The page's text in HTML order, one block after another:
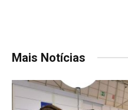
Mais Notícias